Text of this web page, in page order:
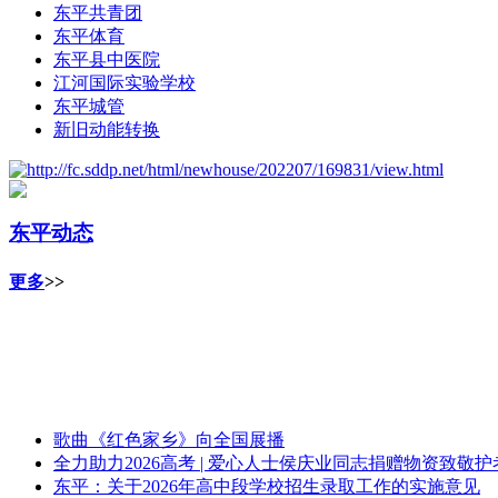
东平共青团
东平体育
东平县中医院
江河国际实验学校
东平城管
新旧动能转换
东平动态
更多>>
歌曲《红色家乡》向全国展播
全力助力2026高考 | 爱心人士侯庆业同志捐赠物资致敬护
东平：关于2026年高中段学校招生录取工作的实施意见